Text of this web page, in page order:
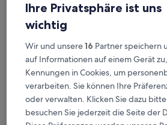
Verdiene Prämien für jede
wahrgenommene
Mehr sparen mit
Überprüfe die Preise für
Ihre Privatsphäre ist uns
wichtig
Wir und unsere16 Partner speichern
auf Informationen auf einem Gerät
Kennungen in Cookies, um
verarbeiten. Sie können Ihre
oder verwalten. Klicken Sie dazu
besuchen Sie jederzeit die Seite der